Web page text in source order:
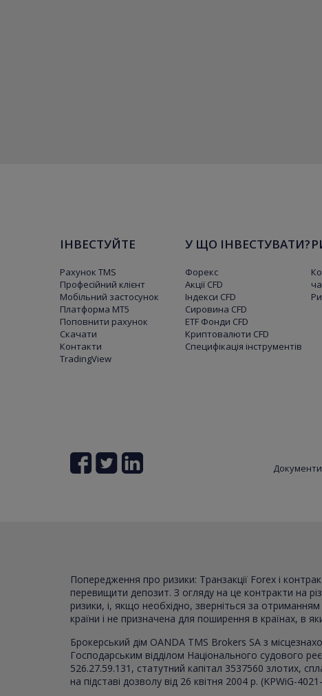
ІНВЕСТУЙТЕ
Рахунок TMS
Професійний клієнт
Мобільний застосунок
Платформа МТ5
Поповнити рахунок
Скачати
Контакти
TradingView
У ЩО ІНВЕСТУВАТИ?
Форекс
Акції CFD
Індекси CFD
Сировина CFD
ETF Фонди CFD
Криптовалюти CFD
Специфікація інструментів
Документи
Попередження про ризики: Транзакції Forex і
перевищити депозит. З огляду на це контракти на
ризики, і, якщо необхідно, зверніться за
країни і не призначена для поширення в країнах, в
Брокерський дім OANDA TMS Brokers SA з
Господарським відділом Національного судового
526.27.59.131, статутний капітал 3537560 злотих,
на підставі дозволу від 26 квітня 2004 р. (KPWiG-